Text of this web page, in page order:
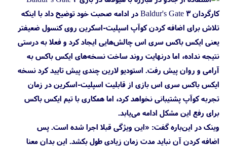
کارگردان Baldur's Gate 3 در ادامه صحبت خود توضیح داد با اینکه
تلاش برای اضافه کردن کوآپ اسپلیت-اسکرین روی کنسول ضعیفتر
یعنی ایکس باکس سری اس چالش‌هایی ایجاد کرد و فعلا به درستی
نتیجه نداده، اما درنهایت روند ساخت نسخه‌های ایکس باکس به
آرامی و روان پیش رفت. استودیو لارین چندی پیش تایید کرد نسخه
ایکس باکس سری اس بازی از قابلیت اسپلیت-اسکرین در زمان
تجربه کوآپ پشتیبانی نخواهد کرد، اما همکاری با تیم ایکس باکس
برای رفع این مشکل ادامه می‌یابد.
وینک در این‌باره گفت: «این ویژگی قبلا اجرا شده است. پس
اضافه کردن آن نباید مدت زمان زیادی طول بکشد. این بدان معنا